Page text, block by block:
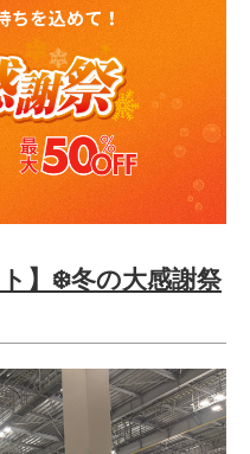
ト】❄️冬の大感謝祭